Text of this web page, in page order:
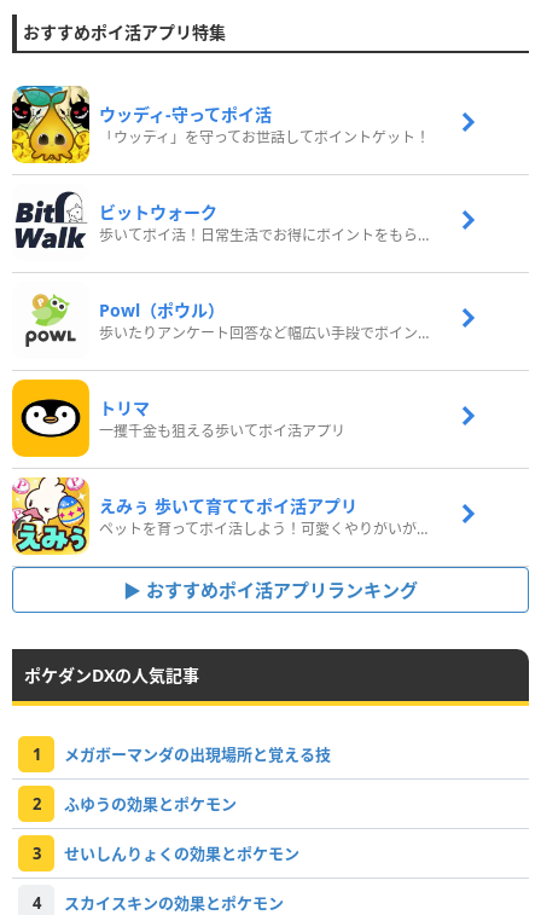
おすすめポイ活アプリ特集
ウッディ‐守ってポイ活
「ウッディ」を守ってお世話してポイントゲット！
ビットウォーク
歩いてポイ活！日常生活でお得にポイントをもらおう
Powl（ポウル）
歩いたりアンケート回答など幅広い手段でポイントをゲット
トリマ
一攫千金も狙える歩いてポイ活アプリ
えみぅ 歩いて育ててポイ活アプリ
ペットを育ってポイ活しよう！可愛くやりがいがある新感覚アプリ
おすすめポイ活アプリランキング
ポケダンDXの人気記事
1 メガボーマンダの出現場所と覚える技
2 ふゆうの効果とポケモン
3 せいしんりょくの効果とポケモン
4 スカイスキンの効果とポケモン